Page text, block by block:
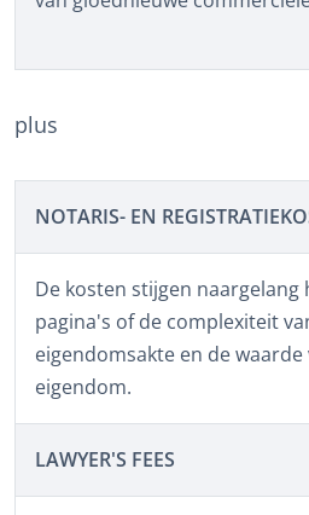
plus
NOTARIS- EN
De kosten stijgen naargelang
pagina's of de complexiteit
eigendomsakte en de waarde
eigendom.
LAWYER'S FEES